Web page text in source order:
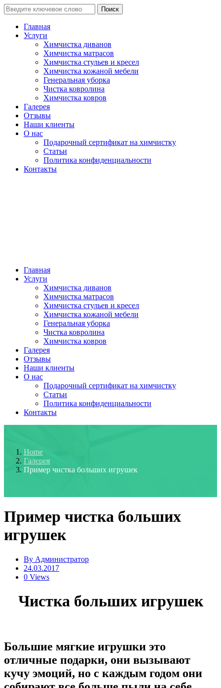
Поиск
Главная
Услуги
Химчистка диванов
Химчистка матрасов
Химчистка стульев и кресел
Химчистка кожаной мебели
Генеральная уборка
Чистка ковролина
Химчистка ковров
Галерея
Отзывы
Наши клиенты
О нас
Подарочный сертификат на химчистку
Статьи
Политика конфиденциальности
Контакты
Главная
Услуги
Химчистка диванов
Химчистка матрасов
Химчистка стульев и кресел
Химчистка кожаной мебели
Генеральная уборка
Чистка ковролина
Химчистка ковров
Галерея
Отзывы
Наши клиенты
О нас
Подарочный сертификат на химчистку
Статьи
Политика конфиденциальности
Контакты
Home
Галерея
Пример чистка больших игрушек
Пример чистка больших
игрушек
By Администратор
24.03.2017
0 Views
Чистка больших игрушек
Большие мягкие игрушки это
отличные подарки, они вызывают
кучу эмоций, но с каждым годом они